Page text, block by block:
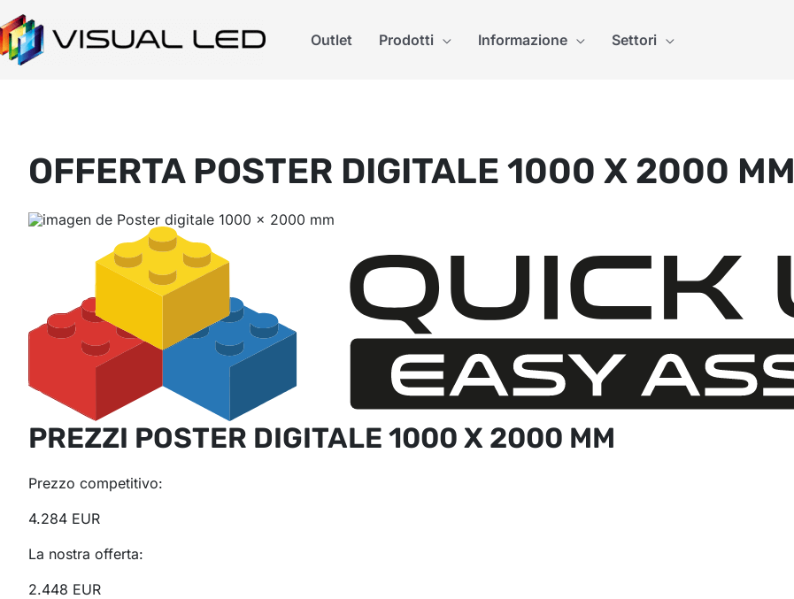
Outlet Prodotti Informazione Settori
OFFERTA POSTER DIGITALE 1000 X 2000 MM
PREZZI POSTER DIGITALE 1000 X 2000 MM
Prezzo competitivo:
4.284 EUR
La nostra offerta:
2.448 EUR